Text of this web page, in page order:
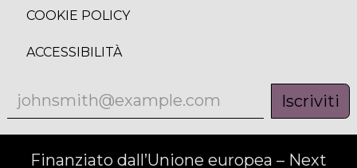
COOKIE POLICY
ACCESSIBILITÀ
Iscriviti
Finanziato dall’Unione europea – Next